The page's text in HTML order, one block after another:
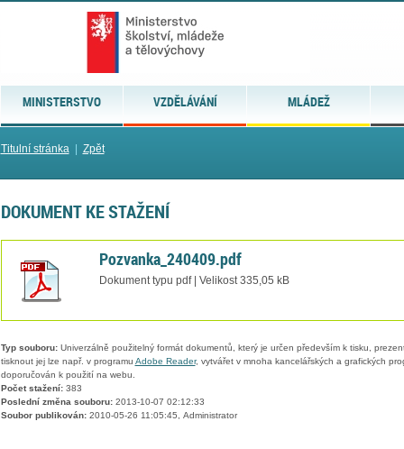
MINISTERSTVO VZDĚLÁVÁNÍ MLÁDEŽ
Titulní stránka| Zpět
DOKUMENT KE STAŽENÍ
Pozvanka_240409.pdf
Dokument typu pdf | Velikost 335,05 kB
Typ souboru:Univerzálně použitelný formát dokumentů, který je určen především k tisku,
tisknout jej lze např. v programu Adobe Reader, vytvářet v mnoha kancelářských a grafických
doporučován k použití na webu.
Počet stažení:383
Poslední změna souboru:2013-10-07 02:12:33
Soubor publikován:2010-05-26 11:05:45, Administrator